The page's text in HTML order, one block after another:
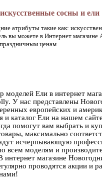
сосны и ели
атрибуты такие как:
вы можете в Интернет
ценам.
Ели в интернет
У нас представлены
европейских и
и каталог Ели на нашем
помогут вам выбрать и
максимально
исчерпывающую
всем моделям и
интернет магазине
проводятся акции и